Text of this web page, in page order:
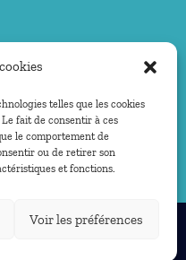
telles que les cookies
fait de consentir à ces
le comportement de
ou de retirer son
et fonctions.
Voir les préférences